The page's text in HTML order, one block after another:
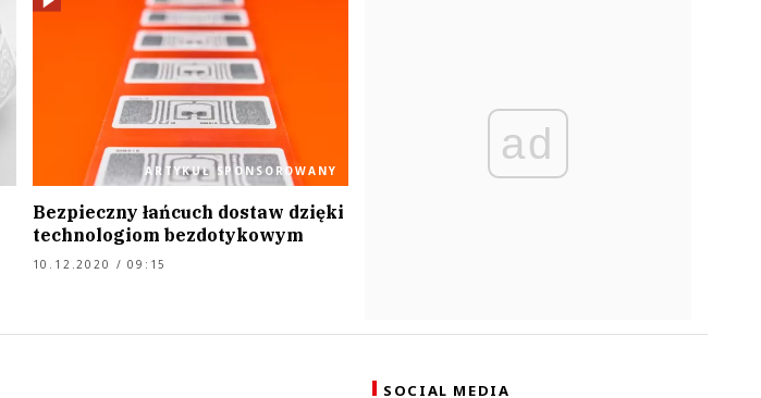
ARTYKUŁ SPONSOROWANY
Bezpieczny łańcuch dostaw dzięki
technologiom bezdotykowym
10.12.2020 / 09:15
ad
SOCIAL MEDIA